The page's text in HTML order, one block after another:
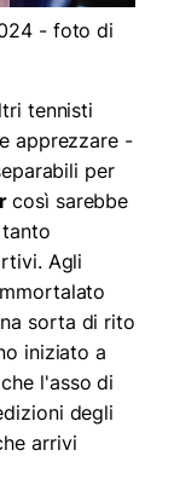
- foto di
tennisti
apprezzare -
per
così sarebbe
Agli
sorta di rito
iniziato a
l'asso di
degli
arrivi